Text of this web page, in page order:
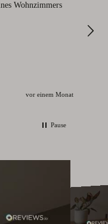
Wohnzimmers
vor einem Monat
Pause